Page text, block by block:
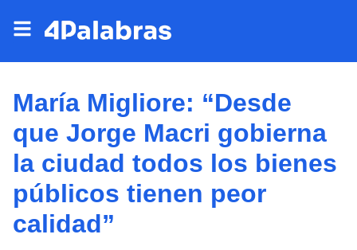
María Migliore: “Desde
que Jorge Macri gobierna
la ciudad todos los bienes
públicos tienen peor
calidad”